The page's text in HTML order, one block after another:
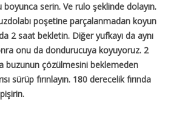
boyunca serin. Ve rulo şeklinde dolayın.
poşetine parçalanmadan koyun
2 saat bekletin. Diğer yufkayı da aynı
onu da dondurucuya koyuyoruz. 2
buzunun çözülmesini beklemeden
sürüp fırınlayın. 180 derecelik fırında